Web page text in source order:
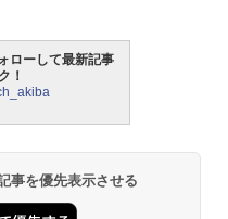
ローして最新記事
！
事を優先表示させる